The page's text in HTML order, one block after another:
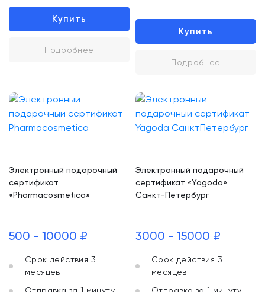
Купить
Подробнее
Купить
Подробнее
Электронный подарочный
сертификат
«Pharmacosmetica»
500 - 10000 ₽
Срок действия 3
месяцев
Электронный подарочный
сертификат «Yagoda»
Санкт-Петербург
3000 - 15000 ₽
Срок действия 3
месяцев